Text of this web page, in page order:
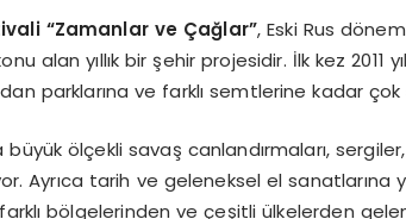
“Zamanlar ve Çağlar”, Eski Rus
alan yıllık bir şehir projesidir. İlk kez 2011
parklarına ve farklı semtlerine kadar
büyük ölçekli savaş canlandırmaları,
Ayrıca tarih ve geleneksel el
bölgelerinden ve çeşitli ülkelerden gelen